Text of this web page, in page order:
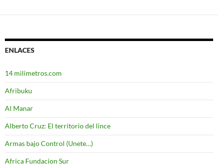
ENLACES
14 milimetros.com
Afribuku
Al Manar
Alberto Cruz: El territorio del lince
Armas bajo Control (Unete…)
Africa Fundacion Sur